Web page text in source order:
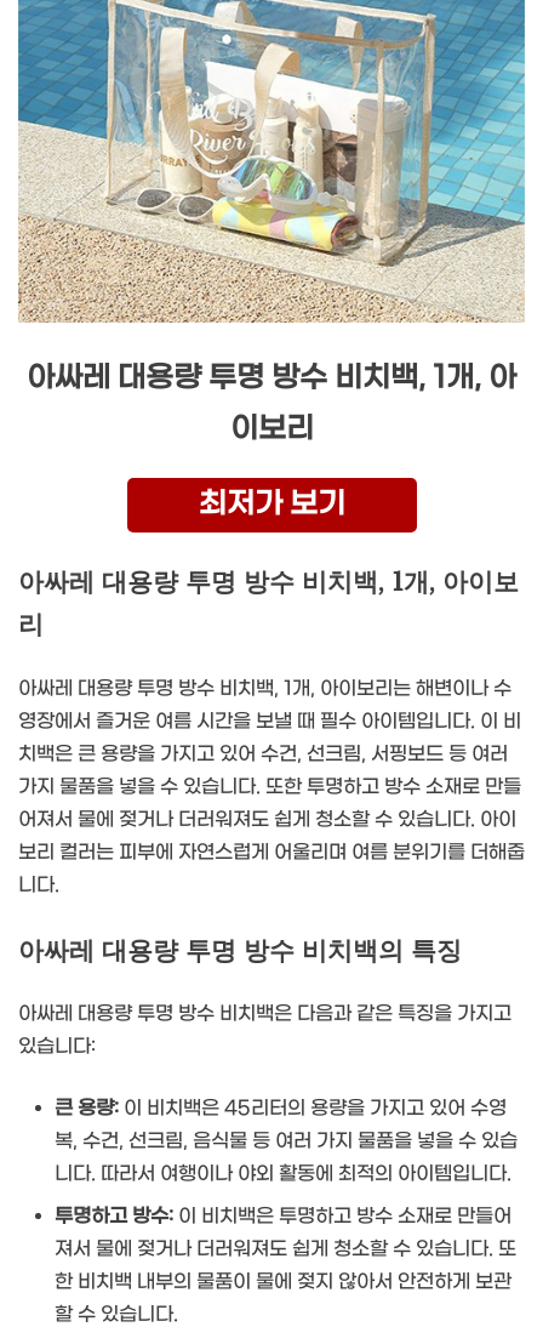
아싸레 대용량 투명 방수 비치백, 1개, 아
이보리
최저가 보기
아싸레 대용량 투명 방수 비치백, 1개, 아이보
리
아싸레 대용량 투명 방수 비치백, 1개, 아이보리는 해변이나 수
영장에서 즐거운 여름 시간을 보낼 때 필수 아이템입니다. 이 비
치백은 큰 용량을 가지고 있어 수건, 선크림, 서핑보드 등 여러
가지 물품을 넣을 수 있습니다. 또한 투명하고 방수 소재로 만들
어져서 물에 젖거나 더러워져도 쉽게 청소할 수 있습니다. 아이
보리 컬러는 피부에 자연스럽게 어울리며 여름 분위기를 더해줍
니다.
아싸레 대용량 투명 방수 비치백의 특징
아싸레 대용량 투명 방수 비치백은 다음과 같은 특징을 가지고
있습니다:
큰 용량: 이 비치백은 45리터의 용량을 가지고 있어 수영
복, 수건, 선크림, 음식물 등 여러 가지 물품을 넣을 수 있습
니다. 따라서 여행이나 야외 활동에 최적의 아이템입니다.
투명하고 방수: 이 비치백은 투명하고 방수 소재로 만들어
져서 물에 젖거나 더러워져도 쉽게 청소할 수 있습니다. 또
한 비치백 내부의 물품이 물에 젖지 않아서 안전하게 보관
할 수 있습니다.